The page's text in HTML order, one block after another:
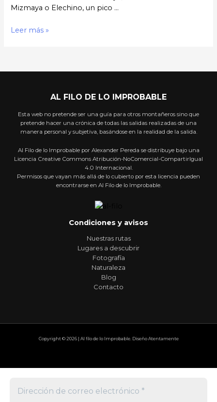
Mizmaya o Elechino, un pico …
Leer más »
AL FILO DE LO IMPROBABLE
Esta web no pretende ser una guía para otros montañeros sino que
pretende hacer una crónica de todas las salidas realizadas de una
manera personal y subjetiva, basándose en la realidad de la salida.
Al Filo de lo Improbable por Alexander Pereda se distribuye bajo una
Licencia Creative Commons Atribución-NoComercial-CompartirIgual
4.0 Internacional.
Permisos que vayan más allá de lo cubierto por esta licencia pueden
encontrarse en Al Filo de lo Improbable.
Condiciones y avisos
Nuestras rutas
Lugares a descubrir
Fotografía
Naturaleza
Blog
Contacto
Copyright © 2026 | Al filo de lo Improbable. Diseño Atentamente